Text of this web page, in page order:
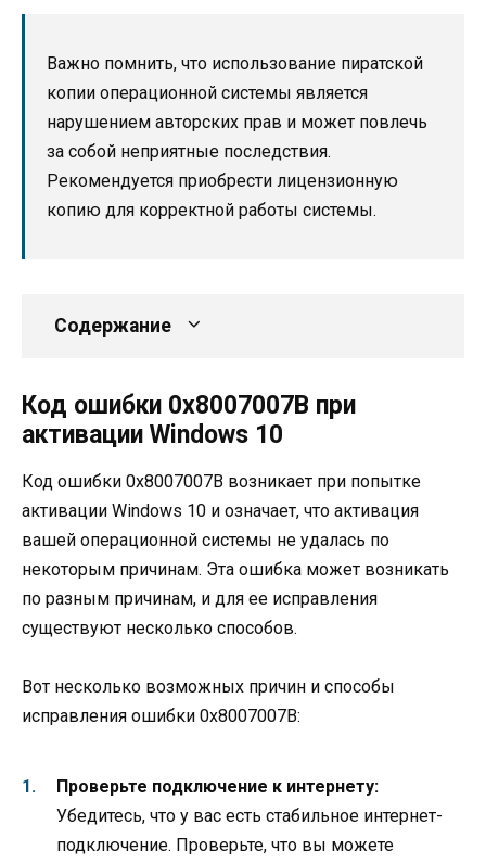
Важно помнить, что использование пиратской
копии операционной системы является
нарушением авторских прав и может повлечь
за собой неприятные последствия.
Рекомендуется приобрести лицензионную
копию для корректной работы системы.
Содержание
Код ошибки 0х8007007В при
активации Windows 10
Код ошибки 0х8007007В возникает при попытке
активации Windows 10 и означает, что активация
вашей операционной системы не удалась по
некоторым причинам. Эта ошибка может возникать
по разным причинам, и для ее исправления
существуют несколько способов.
Вот несколько возможных причин и способы
исправления ошибки 0х8007007В:
Проверьте подключение к интернету:
Убедитесь, что у вас есть стабильное интернет-
подключение. Проверьте, что вы можете